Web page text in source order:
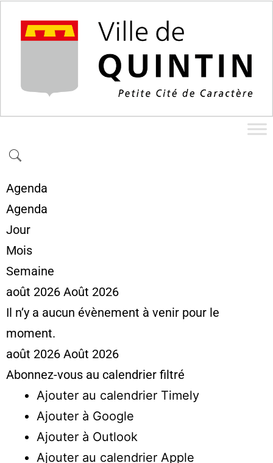
Agenda
Agenda
Jour
Mois
Semaine
août 2026 Août 2026
Il n’y a aucun évènement à venir pour le
moment.
août 2026 Août 2026
Abonnez-vous au calendrier filtré
Ajouter au calendrier Timely
Ajouter à Google
Ajouter à Outlook
Ajouter au calendrier Apple